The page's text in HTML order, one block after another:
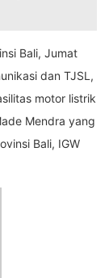
Bali, Jumat
dan TJSL,
motor listrik
Mendra yang
Bali, IGW